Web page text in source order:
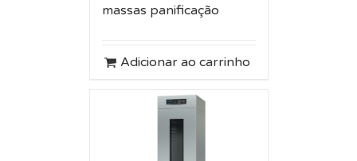
massas panificação
Adicionar ao carrinho